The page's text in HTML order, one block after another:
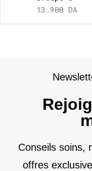
13.900 DA
Conseils soins,
offres